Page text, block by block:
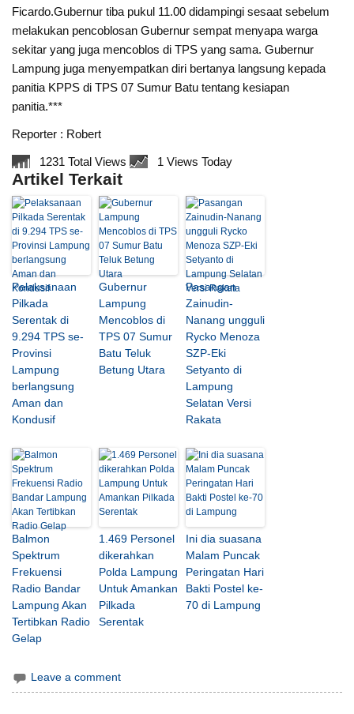
Ficardo.Gubernur tiba pukul 11.00 didampingi sesaat sebelum
melakukan pencoblosan Gubernur sempat menyapa warga
sekitar yang juga mencoblos di TPS yang sama. Gubernur
Lampung juga menyempatkan diri bertanya langsung kepada
panitia KPPS di TPS 07 Sumur Batu tentang kesiapan
panitia.***
Reporter : Robert
1231 Total Views 1 Views Today
Artikel Terkait
Pelaksanaan
Pilkada
Serentak di
9.294 TPS se-
Provinsi
Lampung
berlangsung
Aman dan
Kondusif
Gubernur
Lampung
Mencoblos di
TPS 07 Sumur
Batu Teluk
Betung Utara
Pasangan
Zainudin-
Nanang ungguli
Rycko Menoza
SZP-Eki
Setyanto di
Lampung
Selatan Versi
Rakata
Balmon
Spektrum
Frekuensi
Radio Bandar
Lampung Akan
Tertibkan Radio
Gelap
1.469 Personel
dikerahkan
Polda Lampung
Untuk Amankan
Pilkada
Serentak
Ini dia suasana
Malam Puncak
Peringatan Hari
Bakti Postel ke-
70 di Lampung
Leave a comment